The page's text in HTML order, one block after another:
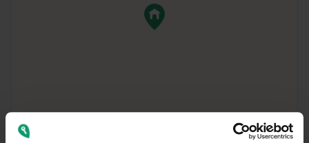
© OpenStreetMap contributors